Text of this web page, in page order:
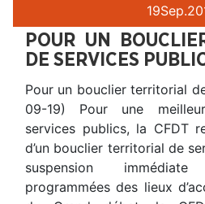
19Sep.
POUR UN
DE SERVICES
Pour un bouclier territorial
09-19) Pour une
services publics, la CFDT
d’un bouclier territorial de
suspension
programmées des lieux